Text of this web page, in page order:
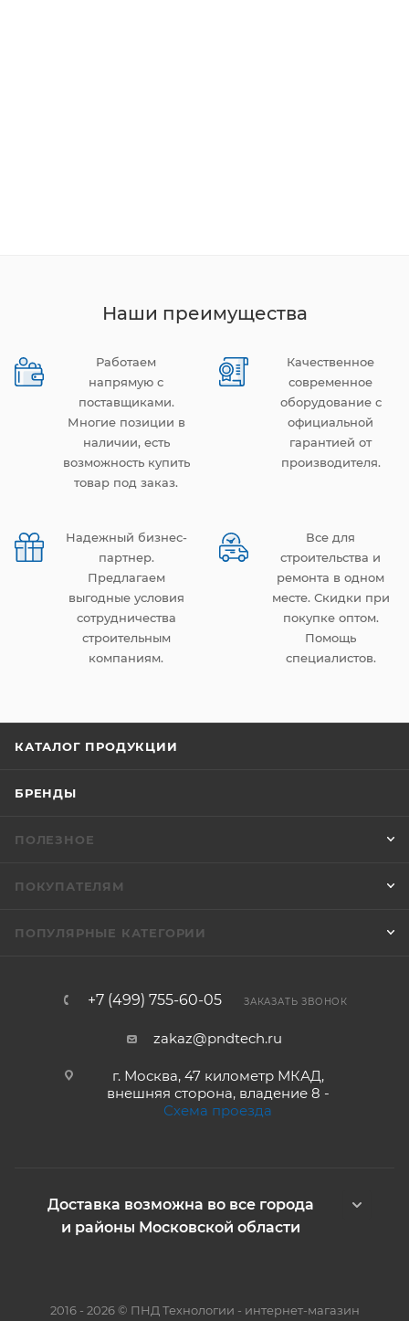
Наши преимущества
Работаем
напрямую с
поставщиками.
Многие позиции в
наличии, есть
возможность купить
товар под заказ.
Качественное
современное
оборудование с
официальной
гарантией от
производителя.
Надежный бизнес-
партнер.
Предлагаем
выгодные условия
сотрудничества
строительным
компаниям.
Все для
строительства и
ремонта в одном
месте. Скидки при
покупке оптом.
Помощь
специалистов.
КАТАЛОГ ПРОДУКЦИИ
БРЕНДЫ
ПОЛЕЗНОЕ
ПОКУПАТЕЛЯМ
ПОПУЛЯРНЫЕ КАТЕГОРИИ
+7 (499) 755-60-05 ЗАКАЗАТЬ ЗВОНОК
zakaz@pndtech.ru
г. Москва, 47 километр МКАД,
внешняя сторона, владение 8 -
Схема проезда
Доставка возможна во все города
и районы Московской области
2016 - 2026 © ПНД Технологии - интернет-магазин